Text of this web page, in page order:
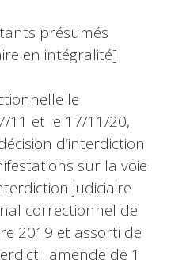
présumés
en intégralité]
le
11 et le 17/11/20,
d’interdiction
sur la voie
judiciaire
correctionnel de
2019 et assorti de
: amende de 1